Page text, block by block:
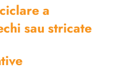
a
sau stricate